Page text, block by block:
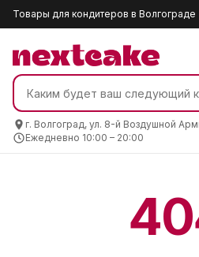
Товары для кондитеров в Волгограде
г. Волгоград, ул. 8-й Воздушной
Ежедневно 10:00 – 20:00